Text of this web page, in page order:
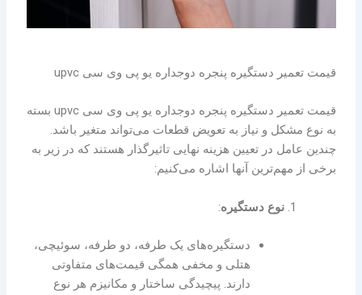
قیمت تعمیر دستگیره پنجره دوجداره یو پی وی سی upvc
قیمت تعمیر دستگیره پنجره دوجداره یو پی وی سی upvc بسته
به نوع مشکل و نیاز به تعویض قطعات می‌تواند متغیر باشد.
چندین عامل در تعیین هزینه نهایی تاثیرگذار هستند که در زیر به
برخی از مهم‌ترین آنها اشاره می‌کنیم:
نوع دستگیره:
دستگیره‌های یک طرفه، دو طرفه، سوئیچی،
هتلی و مخفی همگی قیمت‌های متفاوتی
دارند. پیچیدگی ساختار و مکانیزم هر نوع